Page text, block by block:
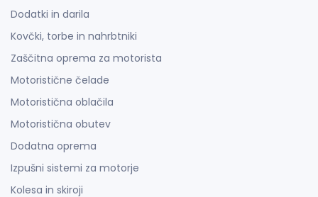
Dodatki in darila
Kovčki, torbe in nahrbtniki
Zaščitna oprema za motorista
Motoristične čelade
Motoristična oblačila
Motoristična obutev
Dodatna oprema
Izpušni sistemi za motorje
Kolesa in skiroji